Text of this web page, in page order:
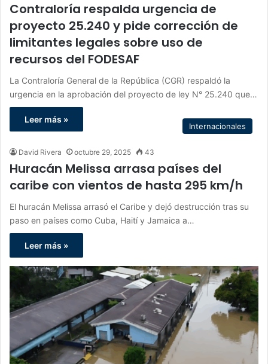
Contraloría respalda urgencia de
proyecto 25.240 y pide corrección de
limitantes legales sobre uso de
recursos del FODESAF
La Contraloría General de la República (CGR) respaldó la
urgencia en la aprobación del proyecto de ley N° 25.240 que…
Leer más »
Internacionales
David Rivera octubre 29, 2025 43
Huracán Melissa arrasa países del
caribe con vientos de hasta 295 km/h
El huracán Melissa arrasó el Caribe y dejó destrucción tras su
paso en países como Cuba, Haití y Jamaica a…
Leer más »